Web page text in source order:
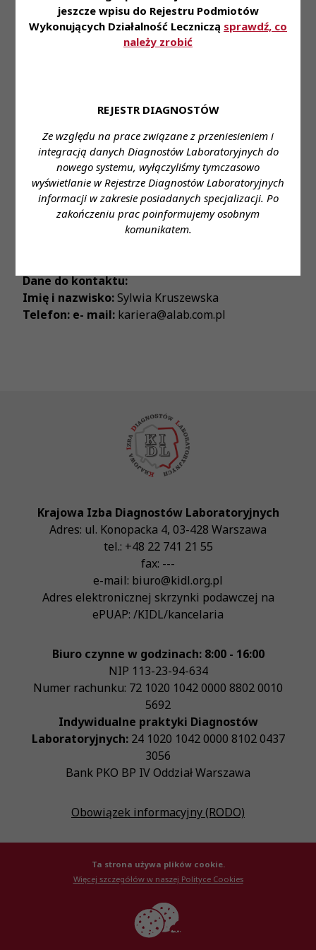
jeszcze wpisu do Rejestru Podmiotów
Wykonujących Działalność Leczniczą sprawdź, co
należy zrobić
REJESTR DIAGNOSTÓW
Ze względu na prace związane z przeniesieniem i
integracją danych Diagnostów Laboratoryjnych do
nowego systemu, wyłączyliśmy tymczasowo
wyświetlanie w Rejestrze Diagnostów Laboratoryjnych
informacji w zakresie posiadanych specjalizacji. Po
zakończeniu prac poinformujemy osobnym
komunikatem.
• pakiet zniżek na nasze usługi dla naszych
Pracowników oraz ich rodzin.
Zapraszamy do aplikowania za pośrednictwem
Proponowane wynagrodzenie:zgodnie z ustawą
Forma zatrudnienia:umowa o pracę/umowa
zlecenie wg preferencji kandydata
Wymiar czasu pracy:cały etat
Dane do kontaktu:
Imię i nazwisko:Sylwia Kruszewska
Telefon: e- mail: kariera@alab.com.pl
Krajowa Izba Diagnostów Laboratoryjnych
Adres: ul. Konopacka 4, 03-428 Warszawa
tel.: +48 22 741 21 55
fax: ---
e-mail: biuro@kidl.org.pl
Adres elektronicznej skrzynki podawczej na
ePUAP: /KIDL/kancelaria
Biuro czynne w godzinach: 8:00 - 16:00
NIP 113-23-94-634
Numer rachunku: 72 1020 1042 0000 8802 0010
5692
Indywidualne praktyki Diagnostów
Laboratoryjnych:24 1020 1042 0000 8102 0437
3056
Bank PKO BP IV Oddział Warszawa
Obowiązek informacyjny (RODO)
© Krajowa Izba Diagnostów Laboratoryjnych 2026
Created by
Ta strona używa plików cookie.
Więcej szczegółów w naszej Polityce Cookies